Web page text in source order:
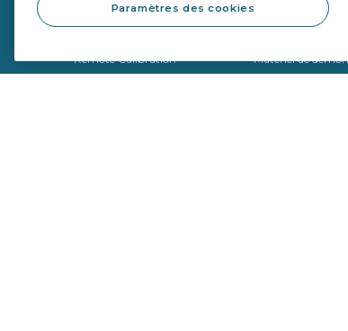
Vitrages
Remote Calibration
Équipements
Outils de
Matériel de
Paramètres des cookies